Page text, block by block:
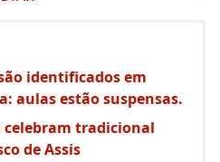
identificados em
aulas estão suspensas.
celebram tradicional
de Assis